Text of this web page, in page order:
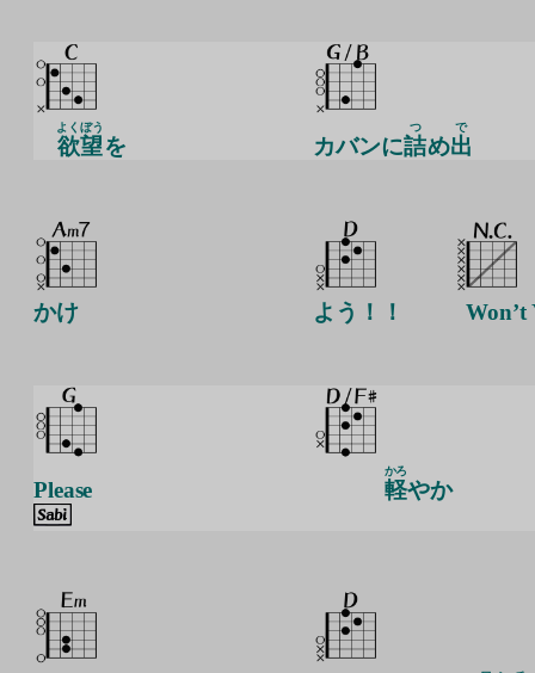
欲望
よくぼう
を カバンに詰
つ
め出
で
かけ よう！！ Won’t
Please 軽
かろ
やか